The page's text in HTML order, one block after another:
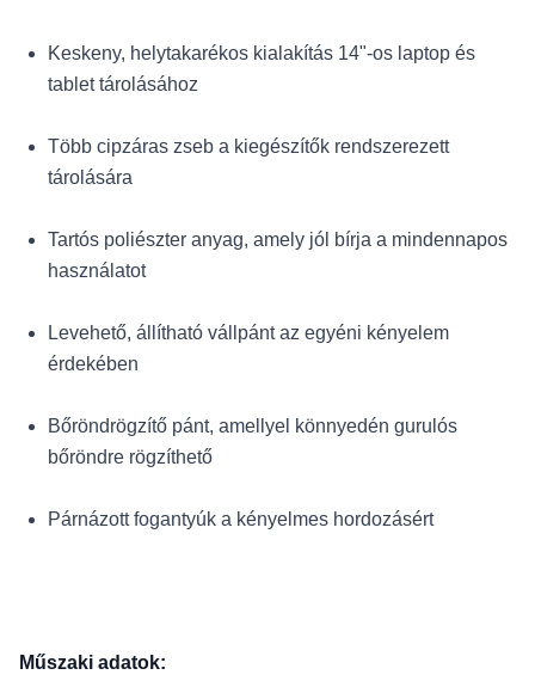
Keskeny, helytakarékos kialakítás 14"-os laptop és
tablet tárolásához
Több cipzáras zseb a kiegészítők rendszerezett
tárolására
Tartós poliészter anyag, amely jól bírja a mindennapos
használatot
Levehető, állítható vállpánt az egyéni kényelem
érdekében
Bőröndrögzítő pánt, amellyel könnyedén gurulós
bőröndre rögzíthető
Párnázott fogantyúk a kényelmes hordozásért
Műszaki adatok: